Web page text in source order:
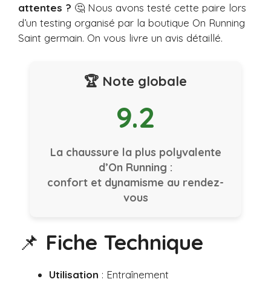
attentes ? 🤔 Nous avons testé cette paire lors
d’un testing organisé par la boutique On Running
Saint germain. On vous livre un avis détaillé.
🏆 Note globale
9.2
La chaussure la plus polyvalente
d’On Running :
confort et dynamisme au rendez-
vous
📌 Fiche Technique
Utilisation : Entraînement